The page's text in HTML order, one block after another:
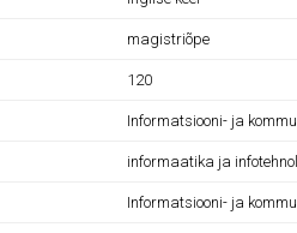
magistriõpe
120
Informatsiooni- ja
informaatika ja
Informatsiooni- ja